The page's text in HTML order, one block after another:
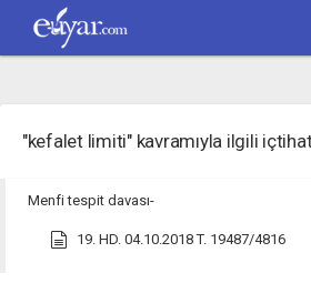
"kefalet limiti" kavramıyla ilgili
Menfi tespit davası-
19. HD. 04.10.2018 T. 19487/4816